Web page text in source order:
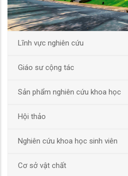
Lĩnh vực nghiên cứu
Giáo sư cộng tác
Sản phẩm nghiên cứu khoa học
Hội thảo
Nghiên cứu khoa học sinh viên
Cơ sở vật chất